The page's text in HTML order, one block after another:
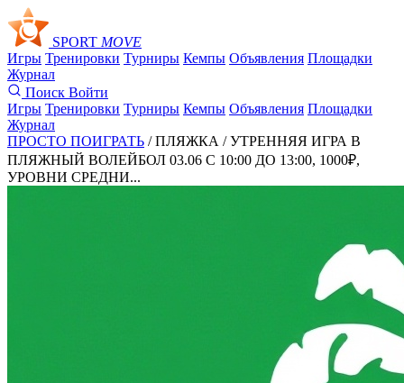
SPORT MOVE
Игры Тренировки Турниры Кемпы Объявления Площадки
Журнал
Поиск Войти
Игры Тренировки Турниры Кемпы Объявления Площадки
Журнал
ПРОСТО ПОИГРАТЬ / ПЛЯЖКА /УТРЕННЯЯ ИГРА В
ПЛЯЖНЫЙ ВОЛЕЙБОЛ 03.06 С 10:00 ДО 13:00, 1000₽,
УРОВНИ СРЕДНИ...